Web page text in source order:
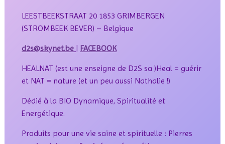
LEESTBEEKSTRAAT 20 1853 GRIMBERGEN
(STROMBEEK BEVER) – Belgique
d2s@skynet.be | FACEBOOK
HEALNAT (est une enseigne de D2S sa )Heal = guérir
et NAT = nature (et un peu aussi Nathalie !)
Dédié à la BIO Dynamique, Spiritualité et
Energétique.
Produits pour une vie saine et spirituelle : Pierres